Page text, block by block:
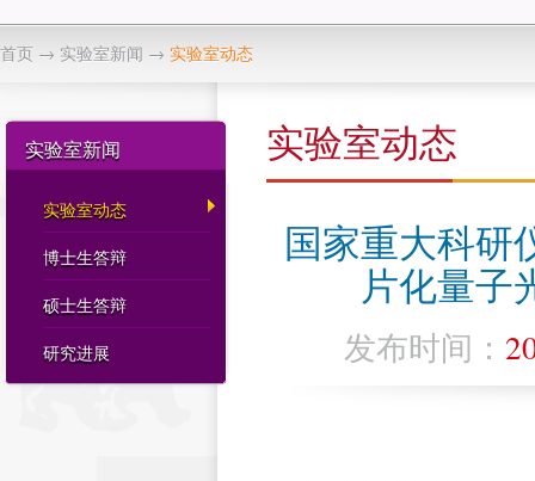
首页 → 实验室新闻 → 实验室动态
实验室新闻
实验室动态
博士生答辩
硕士生答辩
研究进展
实验室动态
国家重大科研
片化量子
发布时间：